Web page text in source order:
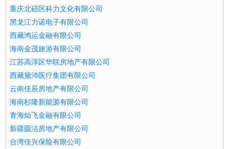
重庆北碚区科力文化有限公司
黑龙江力诺电子有限公司
西藏鸿运金融有限公司
海南金茂旅游有限公司
江苏高淳区华联房地产有限公司
西藏黛沛医疗集团有限公司
云南佳辰房地产有限公司
海南杉隆新能源有限公司
青海灿飞金融有限公司
新疆圆洁房地产有限公司
台湾佳兴保险有限公司